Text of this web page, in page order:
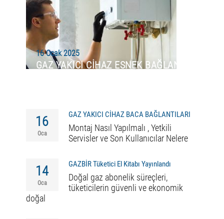
16 Ocak 2025
GAZ YAKICI CİHAZ ESNEK BAĞLANTI
16
Oca
GAZ YAKICI CİHAZ BACA BAĞLANTILARI
Montaj Nasıl Yapılmalı , Yetkili
Servisler ve Son Kullanıcılar Nelere
14
Oca
GAZBİR Tüketici El Kitabı Yayınlandı
Doğal gaz abonelik süreçleri,
tüketicilerin güvenli ve ekonomik
doğal